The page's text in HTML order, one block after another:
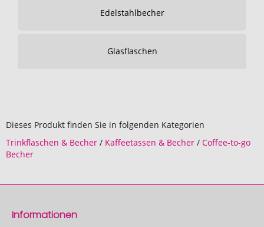
Edelstahlbecher
Glasflaschen
Dieses Produkt finden Sie in folgenden Kategorien
Trinkflaschen & Becher / Kaffeetassen & Becher / Coffee-to-go
Becher
Informationen